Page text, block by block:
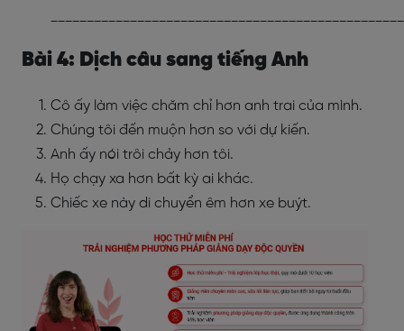
Bài 4: Dịch câu sang tiếng Anh
Cô ấy làm việc chăm chỉ hơn anh trai của mình.
Chúng tôi đến muộn hơn so với dự kiến.
Anh ấy nói trôi chảy hơn tôi.
Họ chạy xa hơn bất kỳ ai khác.
Chiếc xe này di chuyển êm hơn xe buýt.